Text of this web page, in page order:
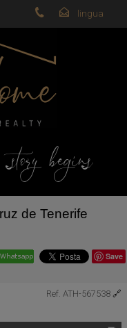
begins
de Tenerife
Save
Ref. ATH-567538 🔗